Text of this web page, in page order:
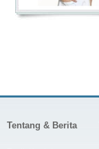
Tentang & Berita